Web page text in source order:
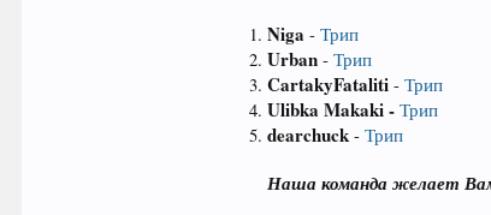
Niga -Трип
Urban -Трип
CartakyFataliti -Трип
Ulibka Makaki -Трип
dearchuck -Трип
Наша команда желает